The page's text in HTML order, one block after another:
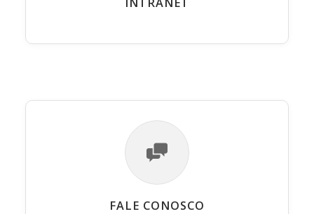
FALE CONOSCO